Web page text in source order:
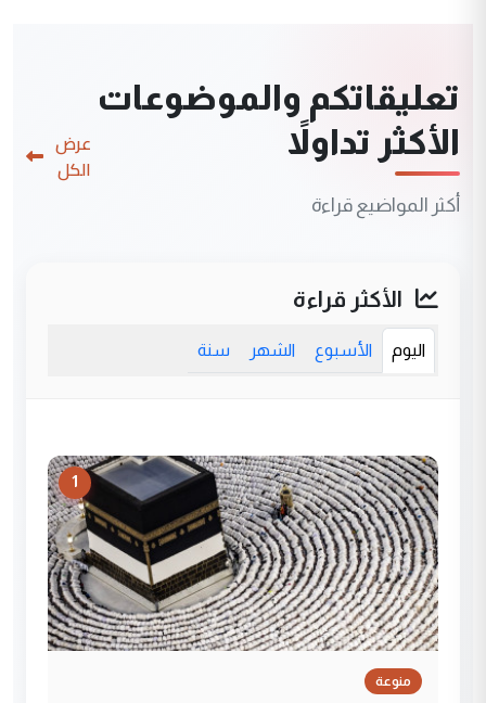
تعليقاتكم والموضوعات
الأكثر تداولاً
أكثر المواضيع قراءة
عرض
الكل
الأكثر قراءة
اليوم الأسبوع الشهر سنة
1
منوعة